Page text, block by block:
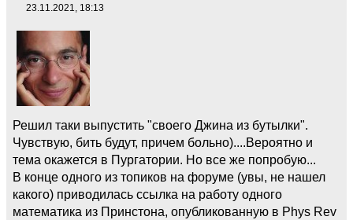
23.11.2021, 18:13
Решил таки выпустить "своего Джина из бутылки".
Чувствую, бить будут, причем больно)....Вероятно и
тема окажется в Пургатории. Но все же попробую...
В конце одного из топиков на форуме (увы, не нашел
какого) приводилась ссылка на работу одного
математика из Принстона, опубликованную в Phys Rev